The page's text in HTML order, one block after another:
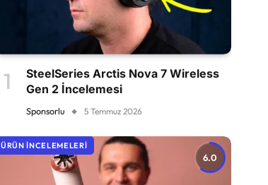
SteelSeries Arctis Nova 7 Wireless
Gen 2 İncelemesi
Sponsorlu 5 Temmuz 2026
6.0
ÜRÜN İNCELEMELERI